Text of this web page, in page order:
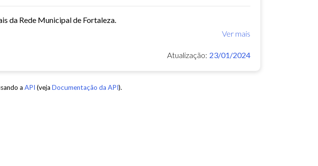
da Rede Municipal de Fortaleza.
Ver mais
Atualização: 23/01/2024
a API (veja Documentação da API).